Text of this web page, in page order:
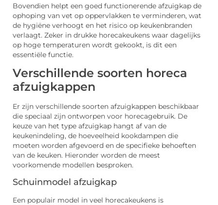
Bovendien helpt een goed functionerende afzuigkap de
ophoping van vet op oppervlakken te verminderen, wat
de hygiëne verhoogt en het risico op keukenbranden
verlaagt. Zeker in drukke horecakeukens waar dagelijks
op hoge temperaturen wordt gekookt, is dit een
essentiële functie.
Verschillende soorten horeca
afzuigkappen
Er zijn verschillende soorten afzuigkappen beschikbaar
die speciaal zijn ontworpen voor horecagebruik. De
keuze van het type afzuigkap hangt af van de
keukenindeling, de hoeveelheid kookdampen die
moeten worden afgevoerd en de specifieke behoeften
van de keuken. Hieronder worden de meest
voorkomende modellen besproken.
Schuinmodel afzuigkap
Een populair model in veel horecakeukens is